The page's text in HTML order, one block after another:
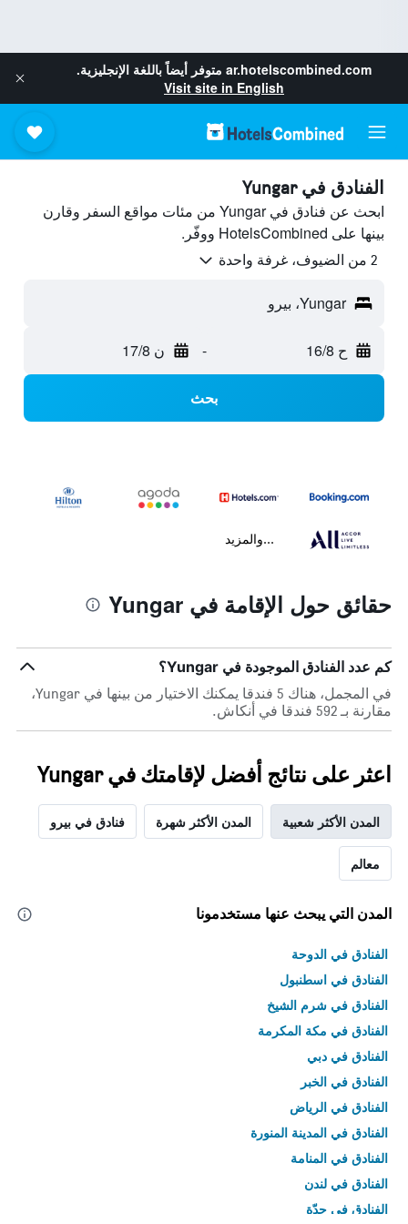
ar.hotelscombined.com متوفر أيضاً باللغة الإنجليزية.
Visit site in English
الفنادق في Yungar
ابحث عن فنادق في Yungar من مئات مواقع السفر وقارن
بينها على HotelsCombined ووفّر.
2 من الضيوف، غرفة واحدة
Yungar، بيرو
ح 16/8 - ن 17/8
بحث
...والمزيد
حقائق حول الإقامة في Yungar
كم عدد الفنادق الموجودة في Yungar؟
في المجمل، هناك 5 فندقا يمكنك الاختيار من بينها في Yungar،
مقارنة بـ 592 فندقا في أنكاش.
اعثر على نتائج أفضل لإقامتك في Yungar
المدن الأكثر شعبية المدن الأكثر شهرة فنادق في بيرو
معالم
المدن التي يبحث عنها مستخدمونا
الفنادق في الدوحة
الفنادق في اسطنبول
الفنادق في شرم الشيخ
الفنادق في مكة المكرمة
الفنادق في دبي
الفنادق في الخبر
الفنادق في الرياض
الفنادق في المدينة المنورة
الفنادق في المنامة
الفنادق في لندن
الفنادق في جدّة